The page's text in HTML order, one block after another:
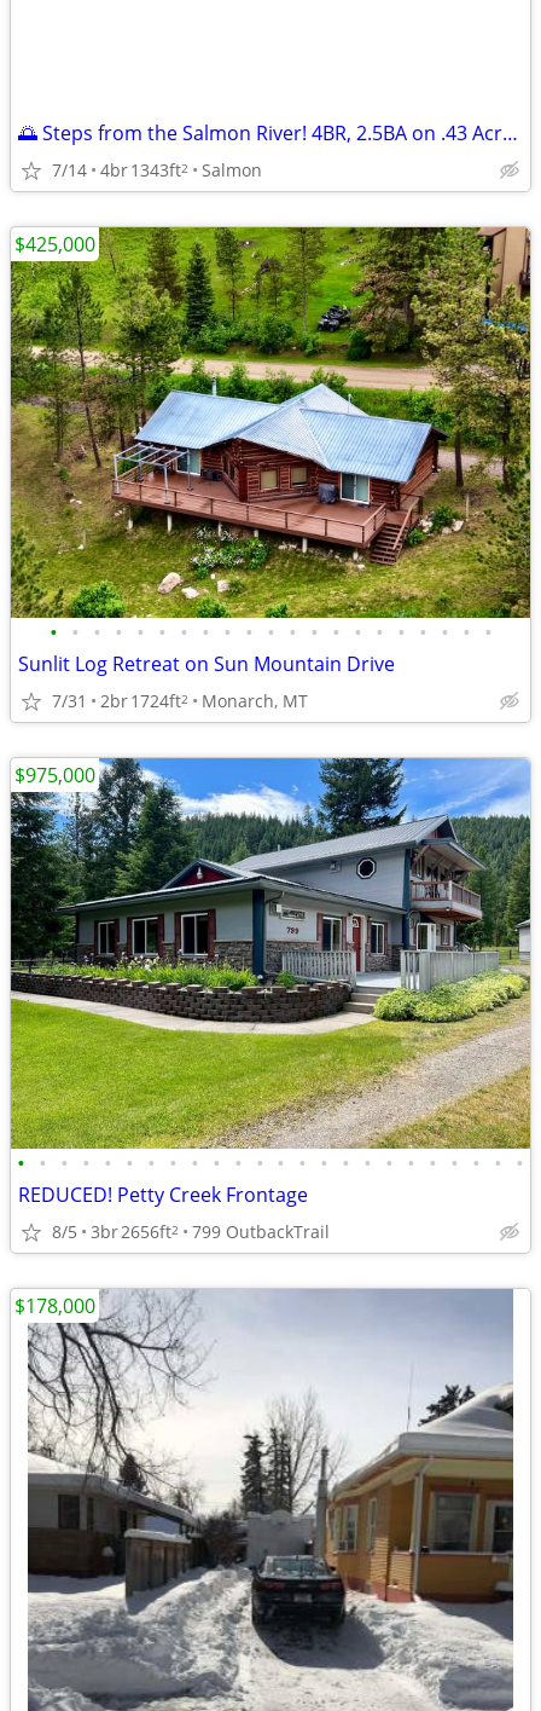
🌅 Steps from the Salmon River! 4BR, 2.5BA on .43 Acres IDAHO!
7/14 4br1343ft2 Salmon
• • • • • • • • • • • • • • • • • • • • •
Sunlit Log Retreat on Sun Mountain Drive
7/31 2br1724ft2 Monarch, MT
$425,000
• • • • • • • • • • • • • • • • • • • • • • • •
REDUCED! Petty Creek Frontage
8/5 3br2656ft2 799 OutbackTrail
$975,000
$178,000